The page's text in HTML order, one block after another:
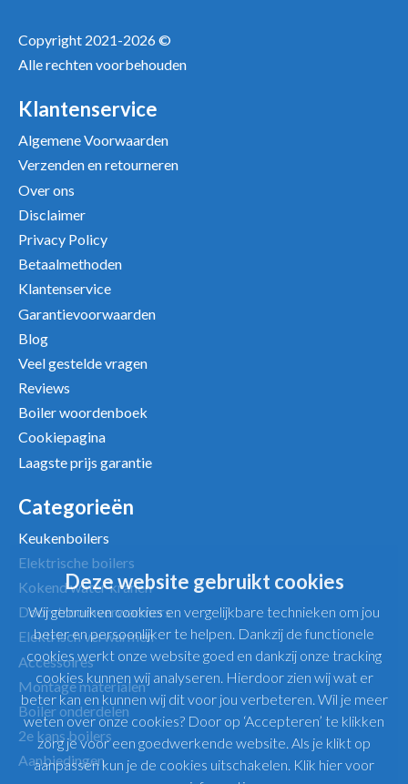
Uw beoordeling
Copyright 2021-2026 ©
Alle rechten voorbehouden
Klantenservice
Algemene Voorwaarden
Verzenden en retourneren
Over ons
Disclaimer
Privacy Policy
Betaalmethoden
Klantenservice
Garantievoorwaarden
Blog
Veel gestelde vragen
Reviews
Boiler woordenboek
Cookiepagina
Laagste prijs garantie
Categorieën
Keukenboilers
Elektrische boilers
Kokend water kranen
Doorstroomverwarmers
Elektrisch verwarmen
Accessoires
Montage materialen
Boiler onderdelen
2e kans boilers
Aanbiedingen
Deze website gebruikt cookies
Wij gebruiken cookies en vergelijkbare technieken om jou
beter en persoonlijker te helpen. Dankzij de functionele
cookies werkt onze website goed en dankzij onze tracking
cookies kunnen wij analyseren. Hierdoor zien wij wat er
beter kan en kunnen wij dit voor jou verbeteren. Wil je meer
weten over onze cookies? Door op ‘Accepteren’ te klikken
zorg je voor een goedwerkende website. Als je klikt op
aanpassen kun je de cookies uitschakelen. Klik hier voor